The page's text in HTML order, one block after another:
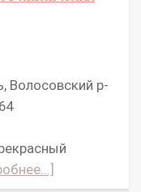
Волосовский р-